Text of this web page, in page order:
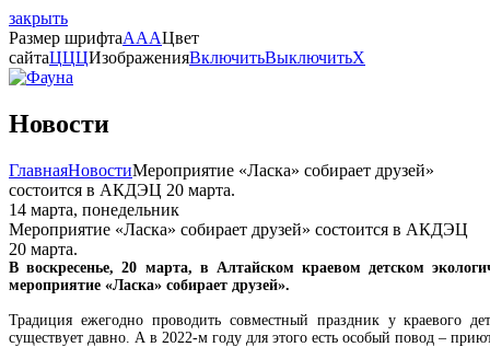
закрыть
Размер шрифтаAAAЦвет
сайтаЦЦЦИзображенияВключитьВыключитьX
Новости
ГлавнаяНовостиМероприятие «Ласка» собирает друзей»
состоится в АКДЭЦ 20 марта.
14 марта, понедельник
Мероприятие «Ласка» собирает друзей» состоится в АКДЭЦ
20 марта.
В воскресенье, 20 марта, в Алтайском краевом детском
мероприятие «Ласка» собирает друзей».
Традиция ежегодно проводить совместный праздник у краевого
существует давно. А в 2022-м году для этого есть особый повод –